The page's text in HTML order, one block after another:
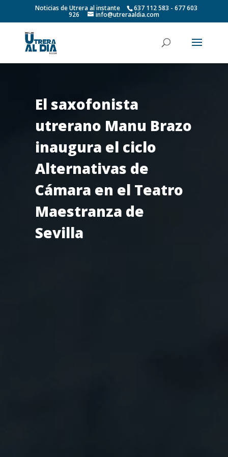
Noticias de Utrera al instante 637 112 583 - 677 603
926 info@utreraaldia.com
El saxofonista
utrerano Manu Brazo
inaugura el ciclo
Alternativas de
Cámara en el Teatro
Maestranza de
Sevilla